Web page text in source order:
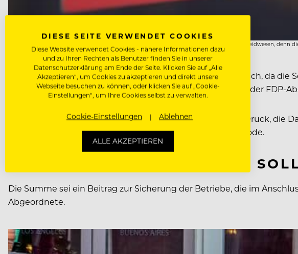
Heinz Lackner hat schnell reagiert und seinen Betrieb geschlossen – allerdings zu seinem Leidwesen, denn
Eine Entschädigung für entgangenen Umsatz sei erforderlich, da
nicht zum Schutz vor Missständen in den Betrieben, sagte der FDP-
Eine Entschädigungspflicht setze das Land zudem unter Druck, die
Niedersachsen auf eine Milliarde Euro summieren, sagte Bode.
75 PROZENT DES UMSATZES
Die Summe sei ein Beitrag zur Sicherung der Betriebe, die im
Abgeordnete.
DIESE SEITE VERWENDET COOKIES
Diese Website verwendet Cookies - nähere Informationen dazu
und zu Ihren Rechten als Benutzer finden Sie in unserer
Datenschutzerklärung am Ende der Seite. Klicken Sie auf „Alle
Akzeptieren“, um Cookies zu akzeptieren und direkt unsere
Webseite besuchen zu können, oder klicken Sie auf „Cookie-
Einstellungen“, um Ihre Cookies selbst zu verwalten.
Cookie-Einstellungen Ablehnen
ALLE AKZEPTIEREN